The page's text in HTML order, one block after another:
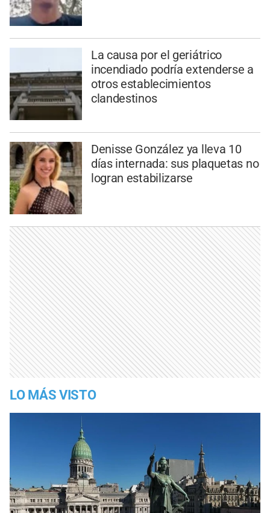
La causa por el geriátrico
incendiado podría extenderse a
otros establecimientos
clandestinos
Denisse González ya lleva 10
días internada: sus plaquetas no
logran estabilizarse
LO MÁS VISTO